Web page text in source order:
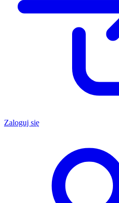
Zaloguj się